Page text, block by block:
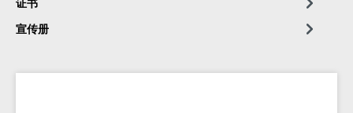
证书
宣传册